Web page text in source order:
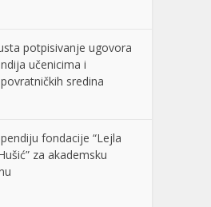
potpisivanje ugovora
učenicima i
sredina
fondacije “Lejla
za akademsku